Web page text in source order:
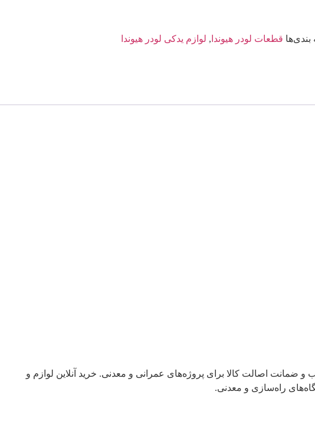
بندی‌ها قطعات لودر هیوندا , لوازم یدکی لودر هیوندا
ضمانت اصالت کالا برای پروژه‌های عمرانی و معدنی. خرید آنلاین لوازم و
راه‌سازی و معدنی.